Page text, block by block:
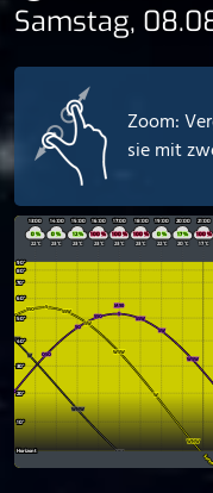
Samstag,
Zoom:
sie mit